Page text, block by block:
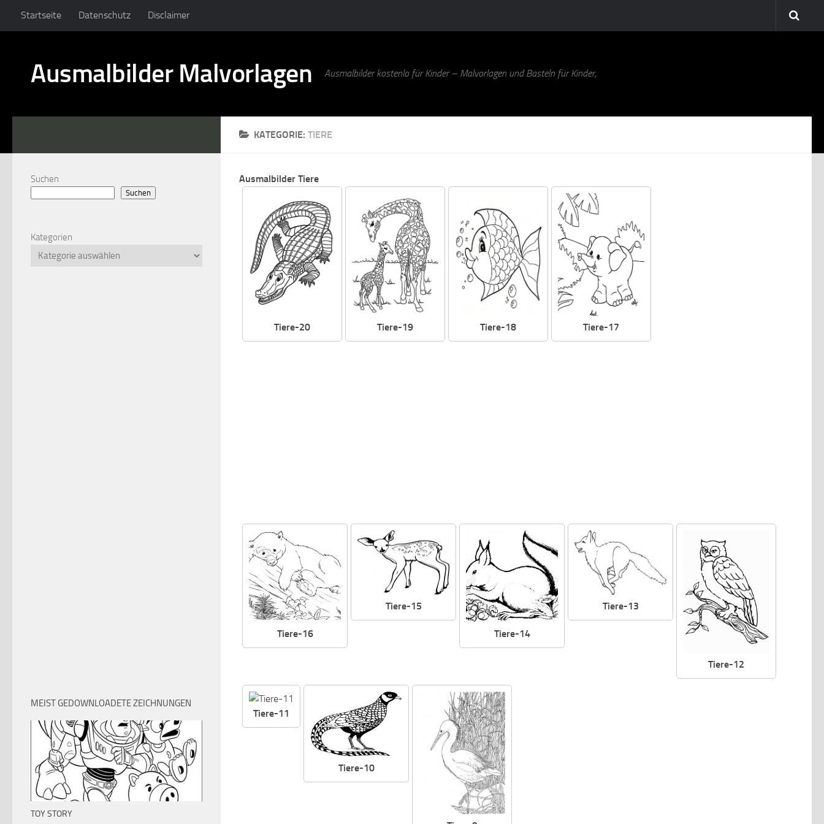
Startseite Datenschutz Disclaimer
Ausmalbilder Malvorlagen Ausmalbilder kostenlo für Kinder – Malvorlagen und Basteln für Kinder,
KATEGORIE: TIERE
Ausmalbilder Tiere
Tiere-20 Tiere-19 Tiere-18 Tiere-17
Tiere-16
Tiere-15
Tiere-14
Tiere-13
Tiere-12
Tiere-11
Tiere-10
Suchen
Suchen
Kategorien
MEIST GEDOWNLOADETE ZEICHNUNGEN
TOY STORY